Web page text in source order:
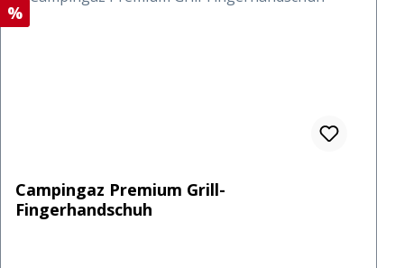
Rabatt
%
Campingaz Premium Grill-
Fingerhandschuh